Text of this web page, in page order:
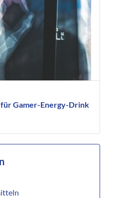
Gamer-Energy-Drink